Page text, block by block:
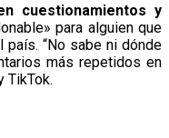
cuestionamientos y
para alguien que
“No sabe ni dónde
más repetidos en
TikTok.